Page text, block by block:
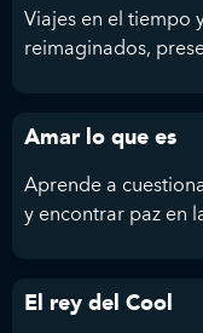
Viajes en el tiempo
reimaginados,
Amar lo que es
Aprende a
y encontrar paz en
El rey del Cool